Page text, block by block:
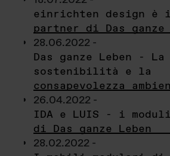
einrichten design è
partner di Das ganze
28.06.2022 -
Das ganze Leben - La
sostenibilità e la
consapevolezza
26.04.2022 -
IDA e LUIS - i
di Das ganze Leben
28.02.2022 -